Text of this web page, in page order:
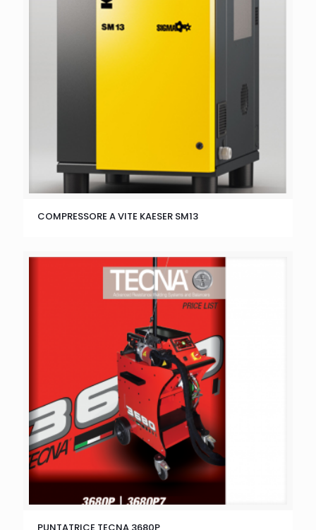
COMPRESSORE A VITE KAESER SM13